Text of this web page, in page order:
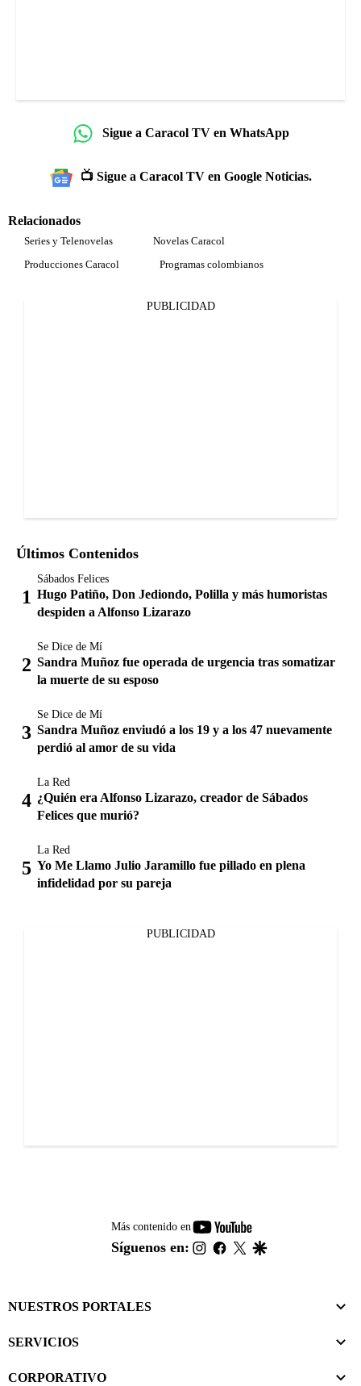
Sigue a Caracol TV en WhatsApp
📺 Sigue a Caracol TV en Google Noticias.
Relacionados
Series y Telenovelas
Novelas Caracol
Producciones Caracol
Programas colombianos
PUBLICIDAD
Últimos Contenidos
Sábados Felices
Hugo Patiño, Don Jediondo, Polilla y más humoristas
despiden a Alfonso Lizarazo
Se Dice de Mí
Sandra Muñoz fue operada de urgencia tras somatizar
la muerte de su esposo
Se Dice de Mí
Sandra Muñoz enviudó a los 19 y a los 47 nuevamente
perdió al amor de su vida
La Red
¿Quién era Alfonso Lizarazo, creador de Sábados
Felices que murió?
La Red
Yo Me Llamo Julio Jaramillo fue pillado en plena
infidelidad por su pareja
PUBLICIDAD
Más contenido en
youtube-
footer
Síguenos en: instagram
facebook
twitter
NUESTROS PORTALES
SERVICIOS
CORPORATIVO